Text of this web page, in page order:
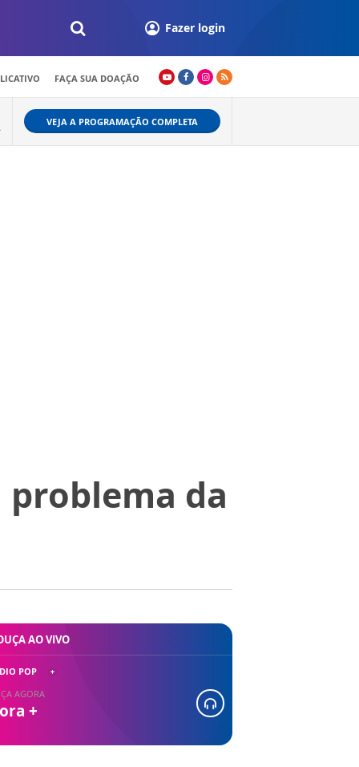
Fazer login
FAÇA SUA DOAÇÃO
VEJA A PROGRAMAÇÃO COMPLETA
da
AO VIVO
POP
AGORA
+